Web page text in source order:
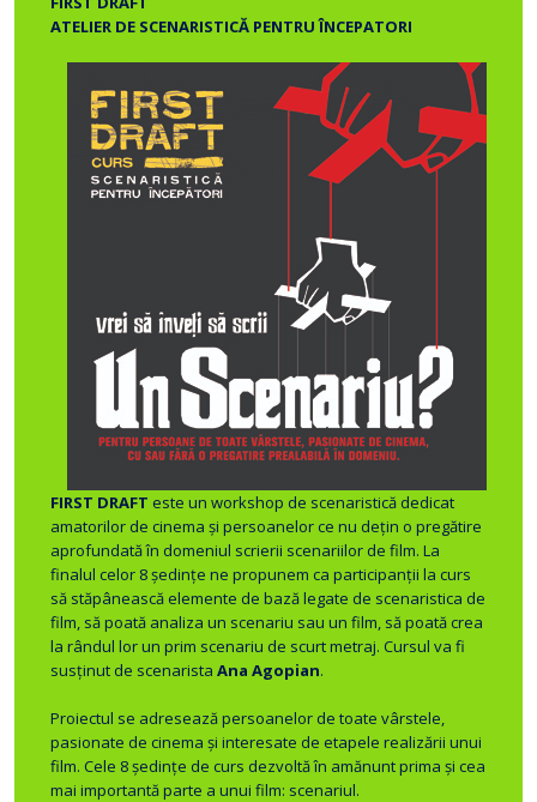
ATELIER DE SCENARISTICĂ PENTRU ÎNCEPATORI
FIRST DRAFT este un workshop de scenaristică dedicat
amatorilor de cinema şi persoanelor ce nu deţin o pregătire
aprofundată în domeniul scrierii scenariilor de film. La
finalul celor 8 şedinţe ne propunem ca participanţii la curs
să stăpânească elemente de bază legate de scenaristica de
film, să poată analiza un scenariu sau un film, să poată crea
la rândul lor un prim scenariu de scurt metraj. Cursul va fi
susţinut de scenarista Ana Agopian.
Proiectul se adresează persoanelor de toate vârstele,
pasionate de cinema şi interesate de etapele realizării unui
film. Cele 8 şedinţe de curs dezvoltă în amănunt prima şi cea
mai importantă parte a unui film: scenariul.